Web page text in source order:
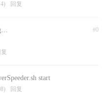
回复
#0
start
回复